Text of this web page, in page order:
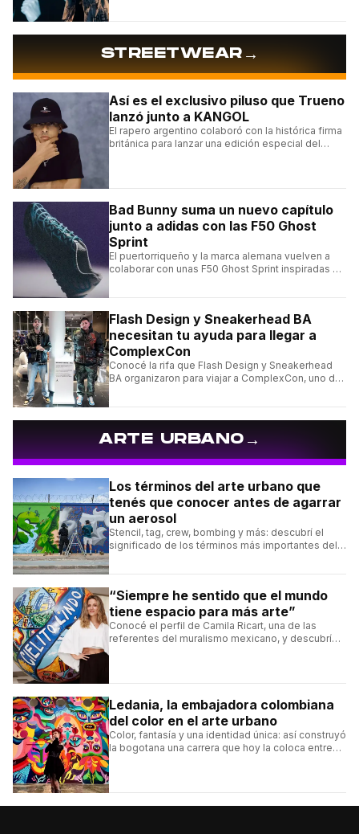
STREETWEAR→
Así es el exclusivo piluso que Trueno
lanzó junto a KANGOL
El rapero argentino colaboró con la histórica firma
británica para lanzar una edición especial del
Bad Bunny suma un nuevo capítulo
junto a adidas con las F50 Ghost
Sprint
El puertorriqueño y la marca alemana vuelven a
colaborar con unas F50 Ghost Sprint inspiradas en
Flash Design y Sneakerhead BA
necesitan tu ayuda para llegar a
ComplexCon
Conocé la rifa que Flash Design y Sneakerhead
BA organizaron para viajar a ComplexCon, uno de
ARTE URBANO→
Los términos del arte urbano que
tenés que conocer antes de agarrar
un aerosol
Stencil, tag, crew, bombing y más: descubrí el
significado de los términos más importantes del
“Siempre he sentido que el mundo
tiene espacio para más arte”
Conocé el perfil de Camila Ricart, una de las
referentes del muralismo mexicano, y descubrí
Ledania, la embajadora colombiana
del color en el arte urbano
Color, fantasía y una identidad única: así construyó
la bogotana una carrera que hoy la coloca entre